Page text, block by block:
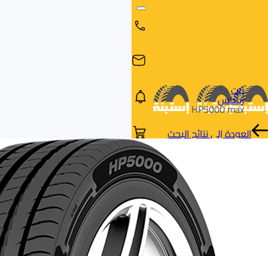
البحث
بالمقاس
البحث
حسب
العلامة
التجارية
بيت
زيتكس
HP5000 max
العودة إلى نتائج البحث